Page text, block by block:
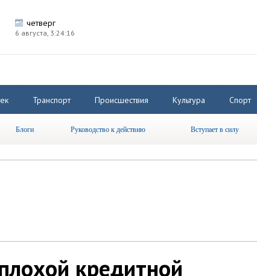
четверг
6 августа, 3:24:16
Транспорт Происшествия Культура Спорт
Блоги Руководство к действию Вступает в силу
кредитной